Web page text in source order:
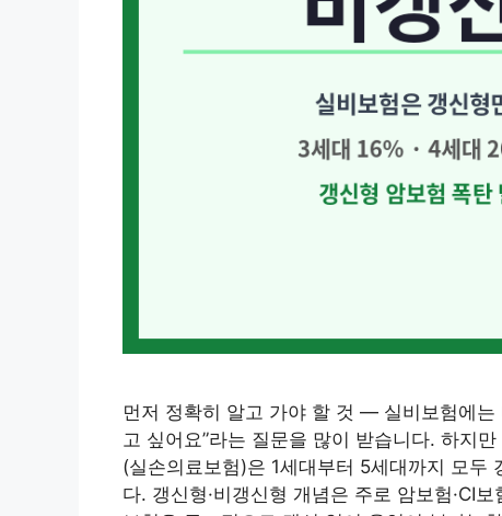
먼저 정확히 알고 가야 할 것 — 실비보험에는
고 싶어요”라는 질문을 많이 받습니다. 하지
(실손의료보험)은 1세대부터 5세대까지 모두
다. 갱신형·비갱신형 개념은 주로 암보험·CI